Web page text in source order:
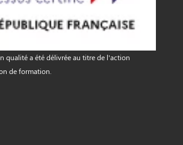
qualité a été délivrée au titre de l'action
de formation.